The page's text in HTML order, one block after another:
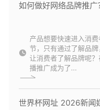
如何做好网络品牌推广
产品想要快速进入消
节，只有通过了解品
让消费者了解品牌呢
播推广成为了...
世界杯网址 2026新闻